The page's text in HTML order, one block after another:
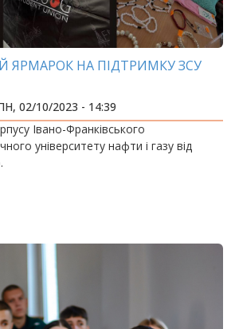
ЯРМАРОК НА ПІДТРИМКУ ЗСУ
02/10/2023 - 14:39
Івано-Франківського
університету нафти і газу від